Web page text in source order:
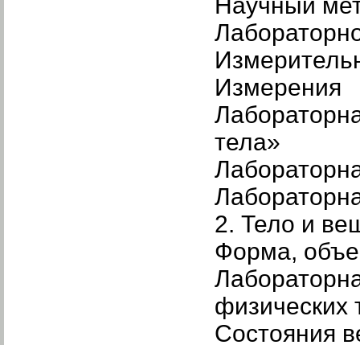
Научный
Измерения
тела»
2. Тело и
Форма,
физических
Состояния